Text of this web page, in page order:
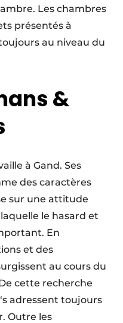
Les chambres
présentés à
au niveau du
&
à Gand. Ses
des caractères
sur une attitude
le hasard et
En
et des
au cours du
cette recherche
adressent toujours
Outre les